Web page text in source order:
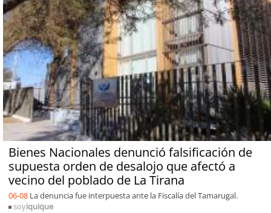
Bienes Nacionales denunció falsificación de
supuesta orden de desalojo que afectó a
vecino del poblado de La Tirana
06-08 La denuncia fue interpuesta ante la Fiscalía del Tamarugal.
soyiquique